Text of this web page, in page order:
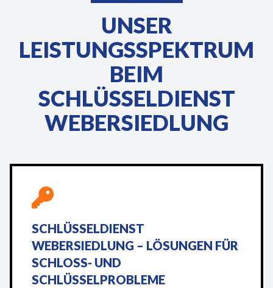
UNSER
LEISTUNGSSPEKTRUM
BEIM
SCHLÜSSELDIENST
WEBERSIEDLUNG
SCHLÜSSELDIENST
WEBERSIEDLUNG – LÖSUNGEN FÜR
SCHLOSS- UND
SCHLÜSSELPROBLEME